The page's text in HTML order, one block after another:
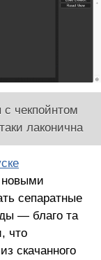
чекпойнтом
лаконична
новыми
сепаратные
— благо та
что
скачанного